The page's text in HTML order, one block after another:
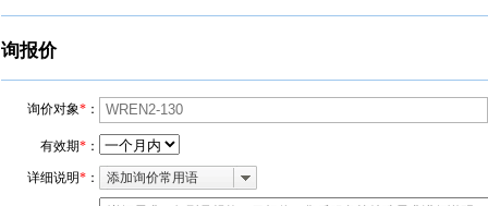
询报价
询价对象* ：
有效期* ：
详细说明* ：
添加询价常用语